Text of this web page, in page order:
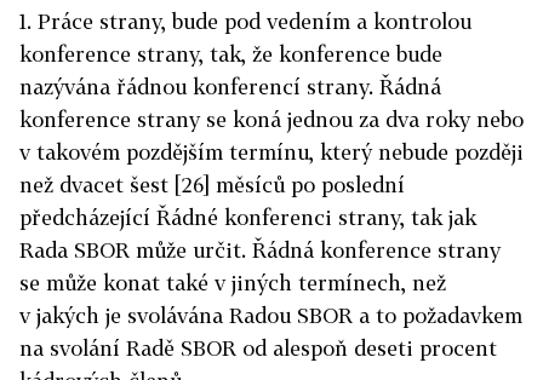
1. Práce strany, bude pod vedením a kontrolou
konference strany, tak, že konference bude
nazývána řádnou konferencí strany. Řádná
konference strany se koná jednou za dva roky nebo
v takovém pozdějším termínu, který nebude později
než dvacet šest [26] měsíců po poslední
předcházející Řádné konferenci strany, tak jak
Rada SBOR může určit. Řádná konference strany
se může konat také v jiných termínech, než
v jakých je svolávána Radou SBOR a to požadavkem
na svolání Radě SBOR od alespoň deseti procent